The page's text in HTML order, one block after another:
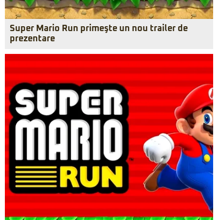
Super Mario Run primeşte un nou trailer de
prezentare